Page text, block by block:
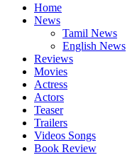
Home
News
Tamil News
English News
Reviews
Movies
Actress
Actors
Teaser
Trailers
Videos Songs
Book Review